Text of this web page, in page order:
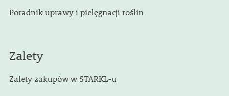
Poradnik uprawy i pielęgnacji roślin
Zalety
Zalety zakupów w STARKL-u